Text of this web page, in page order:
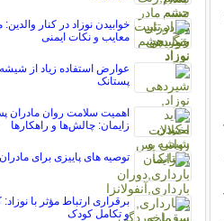
خوابیدن نوزاد در کنار والدین:
معایب و نکات ایمنی
عوارض استفاده زیاد از
پستانک
اهمیت سلامت روان مادران
زایمان: چالش‌ها و راهکارها
توصیه های پاییزی برای مادران
برقراری ارتباط مؤثر با
و تکامل کودک